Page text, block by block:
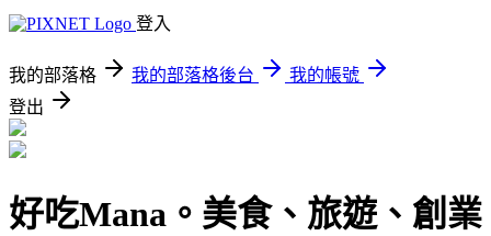
登入
我的部落格 我的部落格後台
我的帳號
登出
好吃Mana。美食、旅遊、創業